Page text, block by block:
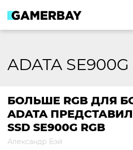
content
ADATA SE900G
БОЛЬШЕ RGB ДЛЯ
ADATA
SSD SE900G RGB
Александр Бэй